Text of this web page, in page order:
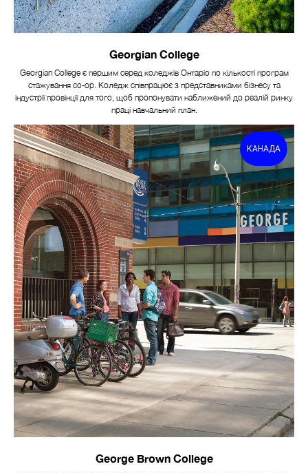
Georgian College
Georgian College є першим серед коледжів Онтаріо по кількості програм
стажування co-op. Коледж співпрацює з представниками бізнесу та
індустрії провінції для того, щоб пропонувати наближений до реалій ринку
праці навчальний план.
КАНАДА
George Brown College